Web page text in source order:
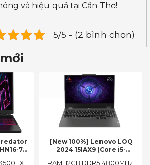
và hiệu quả tại Cần Thơ!
5/5 - (2 bình chọn)
71-
[New 100%] Lenovo LOQ
2024 15IAX9 (Core i5-
RAM: 12GB DDR5 4800MHz